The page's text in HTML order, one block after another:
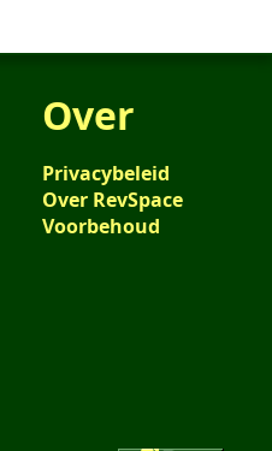
Over
Privacybeleid
Over RevSpace
Voorbehoud